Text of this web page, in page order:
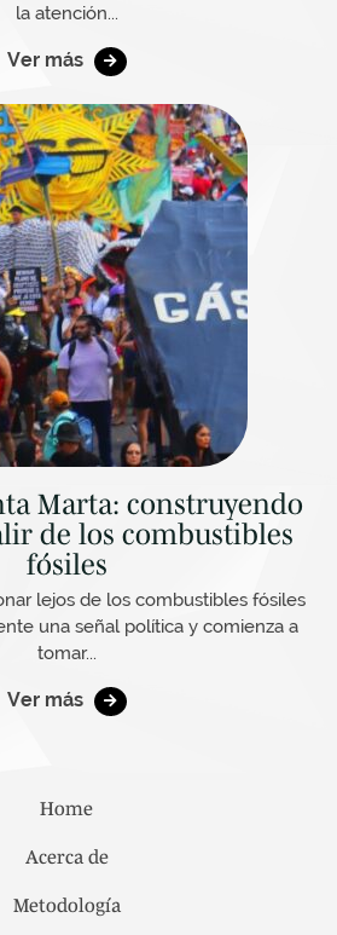
la atención...
Ver más
Marta: construyendo
de los combustibles
fósiles
lejos de los combustibles fósiles
una señal política y comienza a
tomar...
Ver más
Home
Acerca de
Metodología